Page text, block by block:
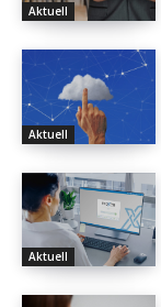
Aktuell
Aktuell
Aktuell